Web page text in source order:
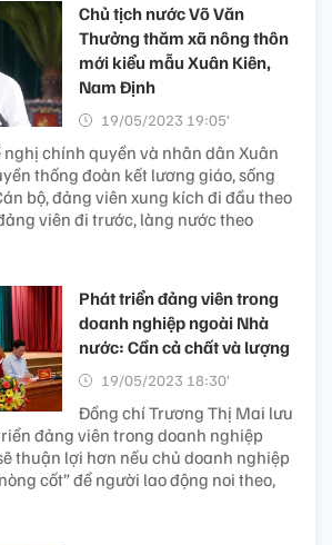
Chủ tịch nước Võ Văn
Thưởng thăm xã nông thôn
mới kiểu mẫu Xuân Kiên,
Nam Định
19/05/2023 19:05’
chính quyền và nhân dân Xuân
thống đoàn kết lương giáo, sống
bộ, đảng viên xung kích đi đầu theo
viên đi trước, làng nước theo
Phát triển đảng viên trong
doanh nghiệp ngoài Nhà
nước: Cần cả chất và lượng
19/05/2023 18:30’
Đồng chí Trương Thị Mai lưu
đảng viên trong doanh nghiệp
thuận lợi hơn nếu chủ doanh nghiệp
cốt” để người lao động noi theo,